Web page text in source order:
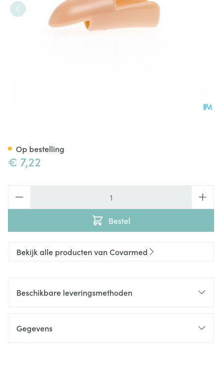
€ 7,22
Bestel
Op bestelling
Bekijk alle producten van Covarmed
Beschikbare leveringsmethoden
Gegevens